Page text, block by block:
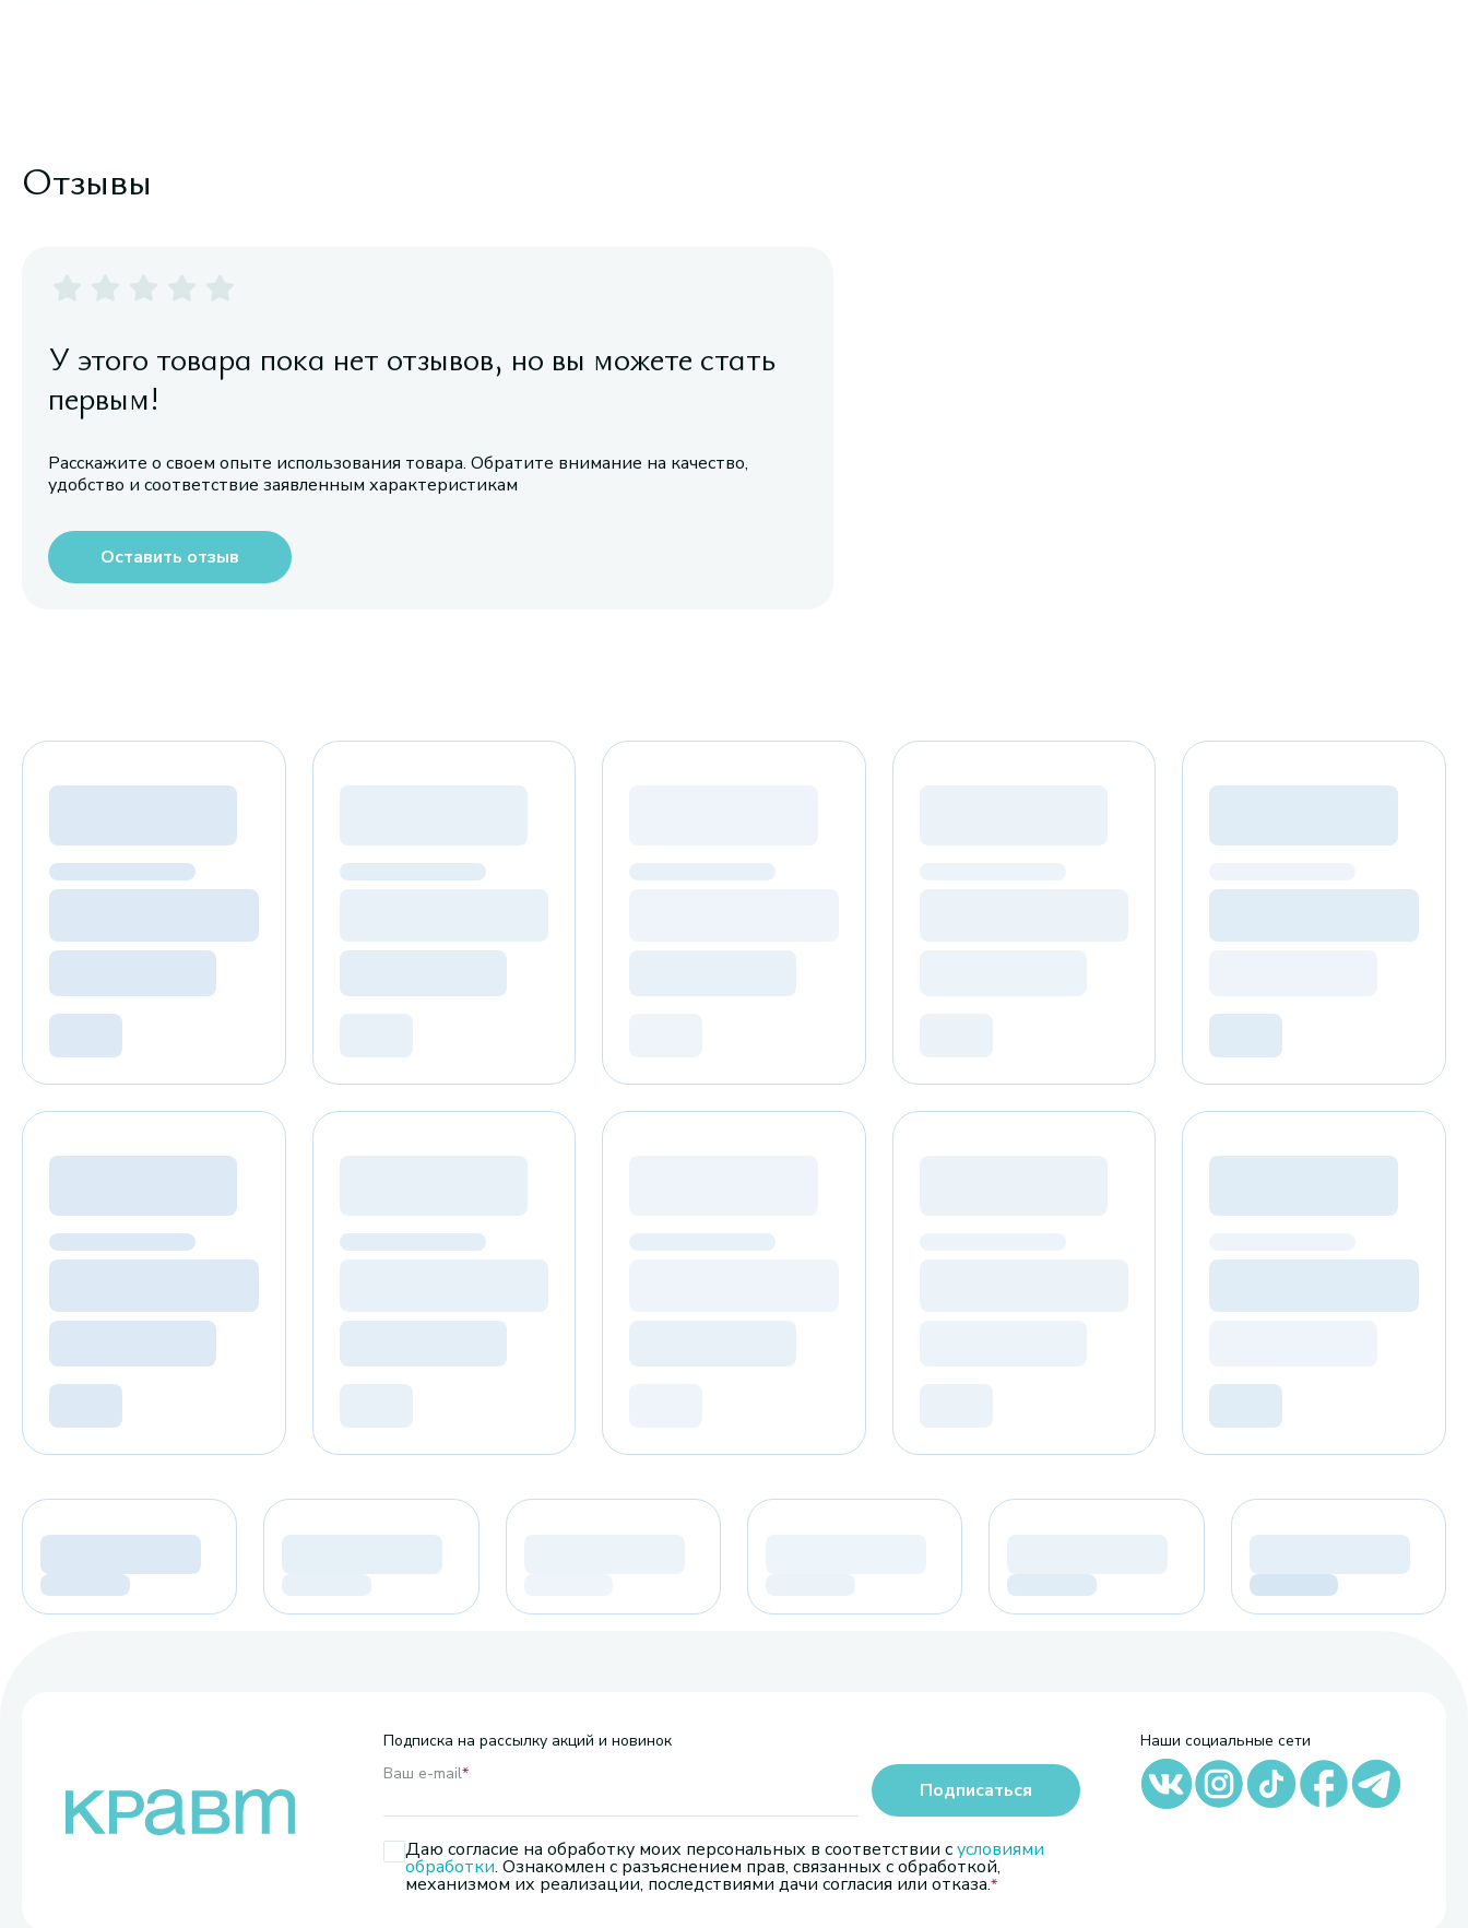
Отзывы
У этого товара пока нет отзывов, но вы можете стать
первым!
Расскажите о своем опыте использования товара. Обратите внимание на качество,
удобство и соответствие заявленным характеристикам
Оставить отзыв
Подписка на рассылку акций и новинок
Ваш e-mail*
Даю согласие на обработку моих персональных в соответствии сусловиями
обработки. Ознакомлен с разъяснением прав, связанных с обработкой,
механизмом их реализации, последствиями дачи согласия или отказа.
Подписаться
Наши социальные сети